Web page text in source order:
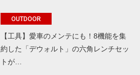
OUTDOOR
【工具】愛車のメンテにも！8機能を集
約した「デウォルト」の六角レンチセッ
トが…